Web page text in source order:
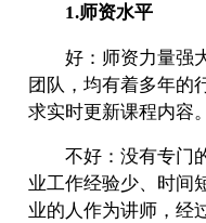
1.师资水平
好：师资力量强大
团队，均有着多年的
求实时更新课程内容。
不好：没有专门的
业工作经验少、时间
业的人作为讲师，经